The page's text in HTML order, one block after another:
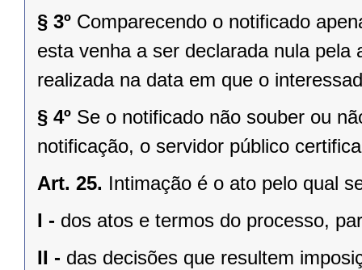
§ 3º Comparecendo o notificado
esta venha a ser declarada nula
realizada na data em que o
§ 4º Se o notificado não souber ou
notificação, o servidor público
Art. 25. Intimação é o ato pelo qual
I - dos atos e termos do processo,
II - das decisões que resultem